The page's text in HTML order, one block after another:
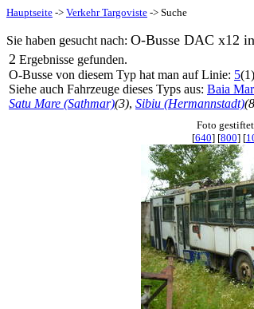
Hauptseite -> Verkehr Targoviste -> Suche
Sie haben gesucht nach: O-Busse DAC x12
2 Ergebnisse gefunden.
O-Busse von diesem Typ hat man auf Linie: 5
Siehe auch Fahrzeuge dieses Typs aus: Baia
Satu Mare (Sathmar)(3), Sibiu (Hermannstadt)
Foto
[640] [800] [